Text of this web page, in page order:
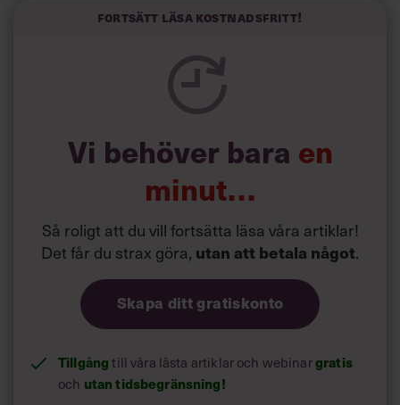
och höjt arbetsglädjen på Google:
Fortsätt läsa kostnadsfritt!
Vi behöver bara en
minut…
Så roligt att du vill fortsätta läsa våra artiklar!
Det får du strax göra, utan att betala något.
Skapa ditt gratiskonto
Tillgångtill våra låsta artiklar och webinargratis
och utan tidsbegränsning!